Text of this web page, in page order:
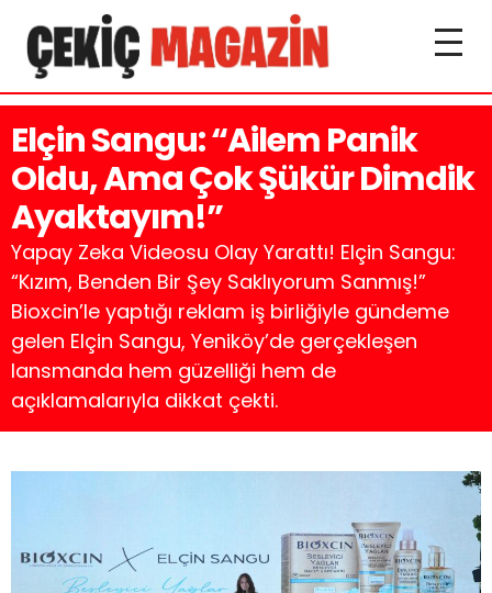
Elçin Sangu: “Ailem Panik
Oldu, Ama Çok Şükür Dimdik
Ayaktayım!”
Yapay Zeka Videosu Olay Yarattı! Elçin Sangu:
“Kızım, Benden Bir Şey Saklıyorum Sanmış!”
Bioxcin’le yaptığı reklam iş birliğiyle gündeme
gelen Elçin Sangu, Yeniköy’de gerçekleşen
lansmanda hem güzelliği hem de
açıklamalarıyla dikkat çekti.